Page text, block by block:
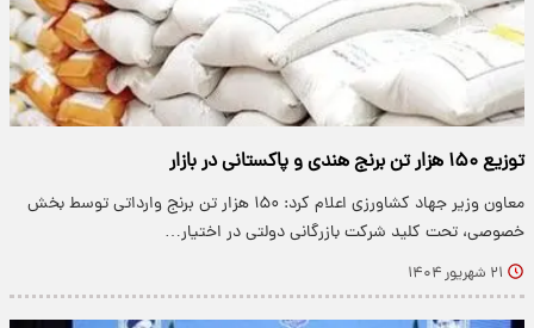
توزیع ۱۵۰ هزار تن برنج‌ هندی و پاکستانی در بازار
معاون وزیر جهاد کشاورزی اعلام کرد: ۱۵۰ هزار تن برنج وارداتی توسط بخش
خصوصی، تحت کلید شرکت بازرگانی دولتی در اختیار…
۲۱ شهریور ۱۴۰۴